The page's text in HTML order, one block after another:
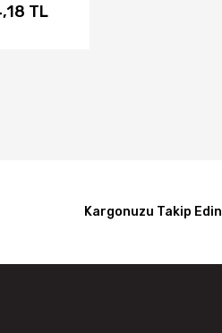
TL
AL
Kargonuzu Takip Edin